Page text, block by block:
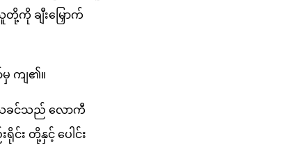
ချီးမြှောက်
မှ ကျ၏။
သခင်သည် လောကီ
း တို့နှင့် ပေါင်း